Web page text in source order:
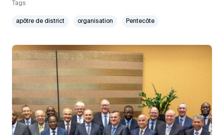
Tags
apôtre de district organisation Pentecôte